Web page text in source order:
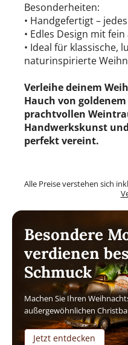
Besonderheiten:
• Handgefertigt –
• Edles Design mit
• Ideal für klassische,
naturinspirierte
Verleihe deinem
Hauch von
prachtvollen
Handwerkskunst
perfekt vereint.
Alle Preise verstehen sich
Besondere
verdienen
Schmuck
Machen Sie Ihren
außergewöhnlichen
Jetzt entdecken